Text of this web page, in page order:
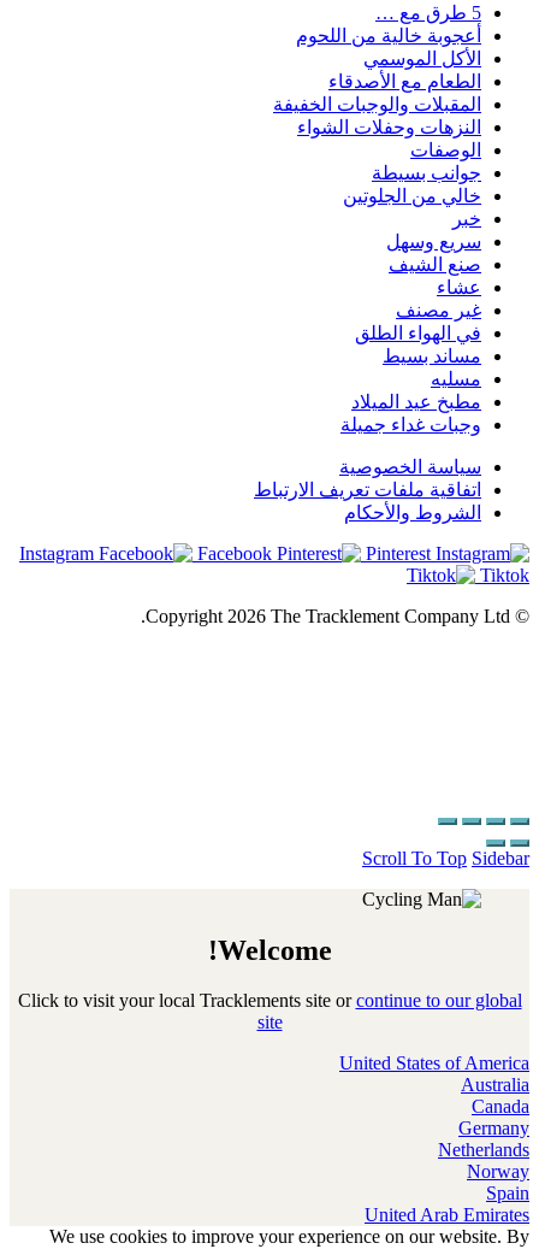
5 طرق مع …
أعجوبة خالية من اللحوم
الأكل الموسمي
الطعام مع الأصدقاء
المقبلات والوجبات الخفيفة
النزهات وحفلات الشواء
الوصفات
جوانب بسيطة
خالي من الجلوتين
خبر
سريع وسهل
صنع الشيف
عشاء
غير مصنف
في الهواء الطلق
مساند بسيط
مسليه
مطبخ عيد الميلاد
وجبات غداء جميلة
سياسة الخصوصية
اتفاقية ملفات تعريف الارتباط
الشروط والأحكام
Instagram
Facebook
Pinterest
Tiktok
© Copyright 2026 The Tracklement Company Ltd.
Scroll To Top Sidebar
Welcome!
Click to visit your local Tracklements site orcontinue to our global
site
United States of America
Australia
Canada
Germany
Netherlands
Norway
Spain
United Arab Emirates
We use cookies to improve your experience on our website. By